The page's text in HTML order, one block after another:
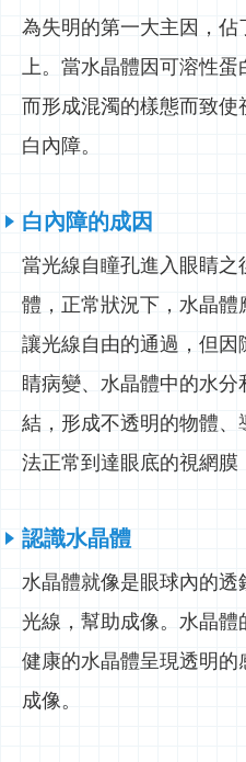
為失明的第一大主因，
上。當水晶體因可溶性
而形成混濁的樣態而致
白內障。
白內障的成因
當光線自瞳孔進入眼睛
體，正常狀況下，水晶
讓光線自由的通過，但
睛病變、水晶體中的水
結，形成不透明的物體
法正常到達眼底的視網膜
認識水晶體
水晶體就像是眼球內的
光線，幫助成像。水晶體
健康的水晶體呈現透明
成像。